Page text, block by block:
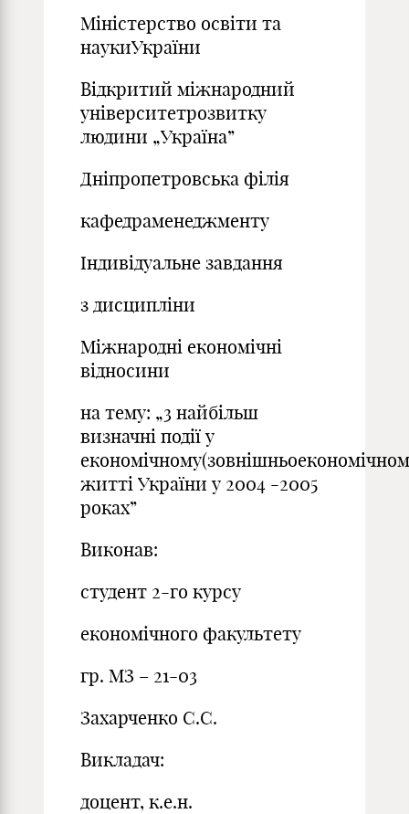
Міністерство освіти та
наукиУкраїни
Відкритий міжнародний
університетрозвитку
людини „Україна”
Дніпропетровська філія
кафедраменеджменту
Індивідуальне завдання
з дисципліни
Міжнародні економічні
відносини
на тему: „3 найбільш
визначні події у
житті України у 2004 -2005
роках”
Виконав:
студент 2-го курсу
економічного факультету
гр. МЗ – 21-03
Захарченко С.С.
Викладач:
доцент, к.е.н.